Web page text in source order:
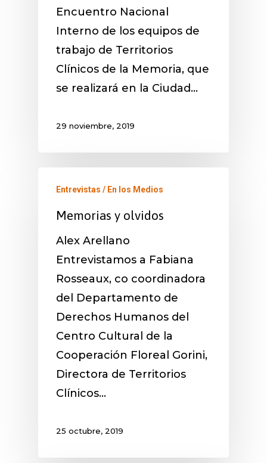
Encuentro Nacional
Interno de los equipos de
trabajo de Territorios
Clínicos de la Memoria, que
se realizará en la Ciudad…
29 noviembre, 2019
Entrevistas / En los Medios
Memorias y olvidos
Alex Arellano
Entrevistamos a Fabiana
Rosseaux, co coordinadora
del Departamento de
Derechos Humanos del
Centro Cultural de la
Cooperación Floreal Gorini,
Directora de Territorios
Clínicos…
25 octubre, 2019